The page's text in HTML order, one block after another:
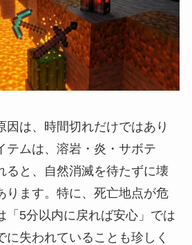
因は、時間切れだけではあり
テムは、溶岩・炎・サボテ
ると、自然消滅を待たずに壊
ります。特に、死亡地点が危
「5分以内に戻れば安心」では
に失われていることも珍しく